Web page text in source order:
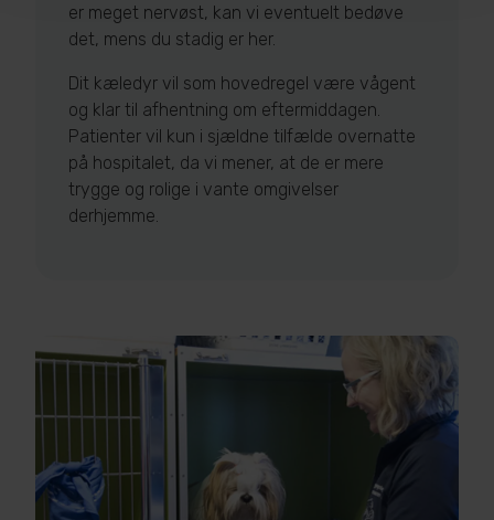
er meget nervøst, kan vi eventuelt bedøve
det, mens du stadig er her.
Dit kæledyr vil som hovedregel være vågent
og klar til afhentning om eftermiddagen.
Patienter vil kun i sjældne tilfælde overnatte
på hospitalet, da vi mener, at de er mere
trygge og rolige i vante omgivelser
derhjemme.